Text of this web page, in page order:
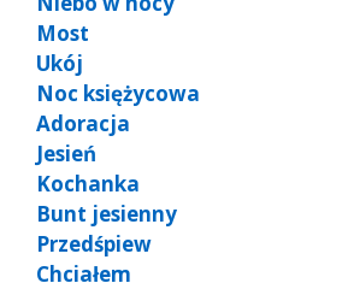
Most
Ukój
Noc księżycowa
Adoracja
Jesień
Kochanka
Bunt jesienny
Przedśpiew
Chciałem